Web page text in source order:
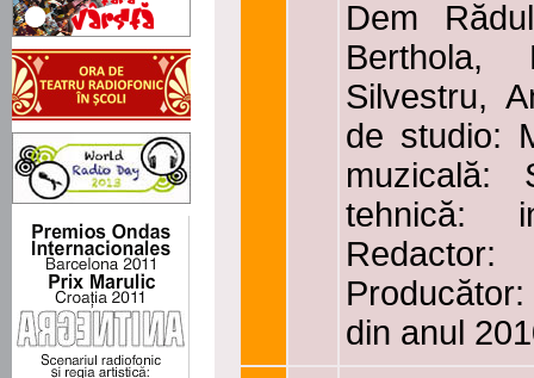
Dem
Berthola,
Silvestru,
de studio:
muzicală:
tehnică:
din anul